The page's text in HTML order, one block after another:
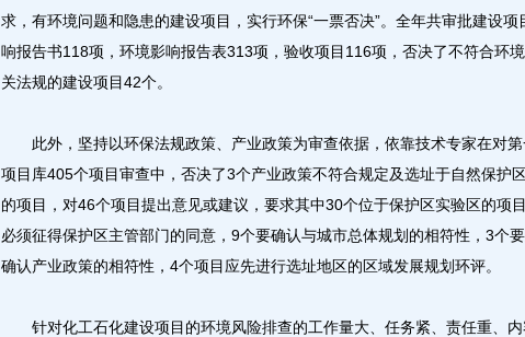
求，有环境问题和隐患的建设项目，实行环保“一票否决”。全年共审批建设项
响报告书118项，环境影响报告表313项，验收项目116项，否决了不符合环
关法规的建设项目42个。
此外，坚持以环保法规政策、产业政策为审查依据，依靠技术专家在对第
项目库405个项目审查中，否决了3个产业政策不符合规定及选址于自然保护
的项目，对46个项目提出意见或建议，要求其中30个位于保护区实验区的项
必须征得保护区主管部门的同意，9个要确认与城市总体规划的相符性，3个
确认产业政策的相符性，4个项目应先进行选址地区的区域发展规划环评。
针对化工石化建设项目的环境风险排查的工作量大、任务紧、责任重、内